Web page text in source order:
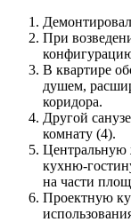
При
В квартире
душем,
коридора.
Другой
комнату (4).
Центральную
кухню-
на части
Проектную